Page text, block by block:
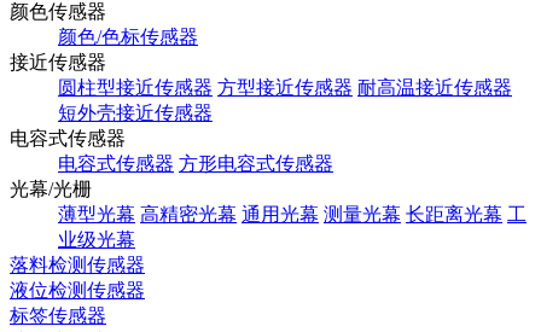
颜色传感器
颜色/色标传感器
接近传感器
圆柱型接近传感器 方型接近传感器 耐高温接近传感器
短外壳接近传感器
电容式传感器
电容式传感器 方形电容式传感器
光幕/光栅
薄型光幕 高精密光幕 通用光幕 测量光幕 长距离光幕 工
业级光幕
落料检测传感器
液位检测传感器
标签传感器